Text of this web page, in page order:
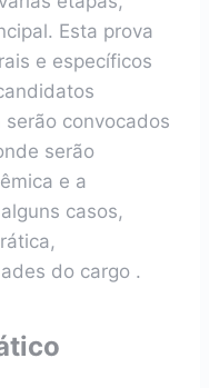
Esta prova
e específicos
convocados
serão
e a
casos,
do cargo .